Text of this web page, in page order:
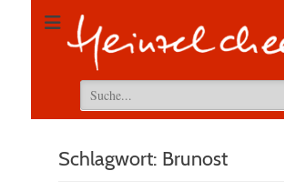
Suchen
nach:
Schlagwort: Brunost